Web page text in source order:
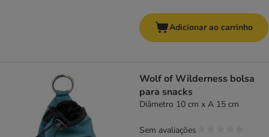
Adicionar ao carrinho
Wolf of Wilderness bolsa
para snacks
Diâmetro 10 cm x A 15 cm
Sem avaliações